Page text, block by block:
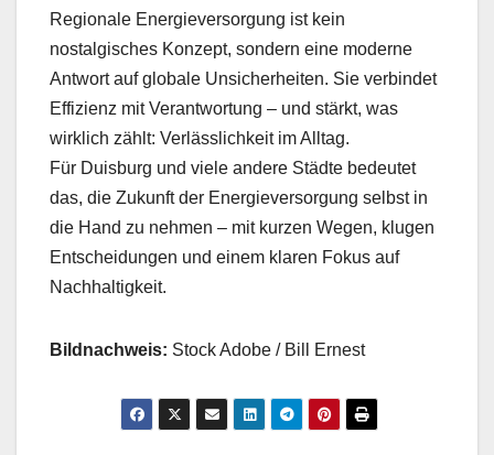
Regionale Energieversorgung ist kein
nostalgisches Konzept, sondern eine moderne
Antwort auf globale Unsicherheiten. Sie verbindet
Effizienz mit Verantwortung – und stärkt, was
wirklich zählt: Verlässlichkeit im Alltag.
Für Duisburg und viele andere Städte bedeutet
das, die Zukunft der Energieversorgung selbst in
die Hand zu nehmen – mit kurzen Wegen, klugen
Entscheidungen und einem klaren Fokus auf
Nachhaltigkeit.
Bildnachweis: Stock Adobe / Bill Ernest